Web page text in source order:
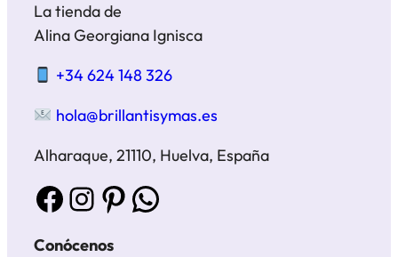
La tienda de
Alina Georgiana Ignisca
+34 624 148 326
hola@brillantisymas.es
Alharaque, 21110, Huelva, España
Facebook Instagram Pinterest WhatsApp
Conócenos